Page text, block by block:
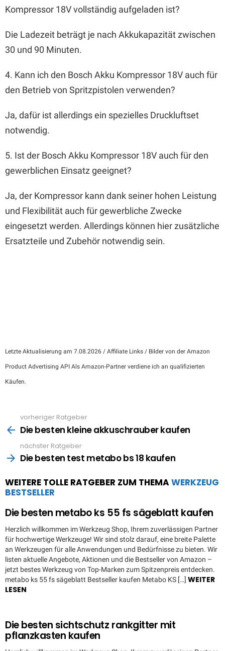
Kompressor 18V vollständig aufgeladen ist?
Die Ladezeit beträgt je nach Akkukapazität zwischen
30 und 90 Minuten.
4. Kann ich den Bosch Akku Kompressor 18V auch für
den Betrieb von Spritzpistolen verwenden?
Ja, dafür ist allerdings ein spezielles Druckluftset
notwendig.
5. Ist der Bosch Akku Kompressor 18V auch für den
gewerblichen Einsatz geeignet?
Ja, der Kompressor kann dank seiner hohen Leistung
und Flexibilität auch für gewerbliche Zwecke
eingesetzt werden. Allerdings können hier zusätzliche
Ersatzteile und Zubehör notwendig sein.
Letzte Aktualisierung am 7.08.2026 / Affiliate Links / Bilder von der Amazon
Product Advertising API Als Amazon-Partner verdiene ich an qualifizierten
Käufen.
more
vorheriger Ratgeber
Die besten kleine akkuschrauber kaufen
nächster Ratgeber
Die besten test metabo bs 18 kaufen
WEITERE TOLLE RATGEBER ZUM THEMAWERKZEUG
BESTSELLER
Die besten metabo ks 55 fs sägeblatt kaufen
Herzlich willkommen im Werkzeug Shop, Ihrem zuverlässigen Partner
für hochwertige Werkzeuge! Wir sind stolz darauf, eine breite Palette
an Werkzeugen für alle Anwendungen und Bedürfnisse zu bieten. Wir
listen aktuelle Angebote, Aktionen und die Bestseller von Amazon –
jetzt bestes Werkzeug von Top-Marken zum Spitzenpreis entdecken.
metabo ks 55 fs sägeblatt Bestseller kaufen Metabo KS […] WEITER
LESEN
Die besten sichtschutz rankgitter mit
pflanzkasten kaufen